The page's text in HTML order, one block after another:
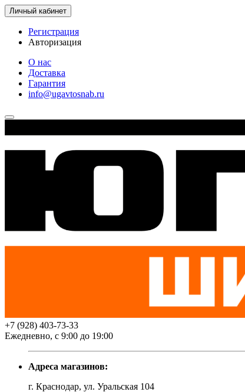
Личный кабинет
Регистрация
Авторизация
О нас
Доставка
Гарантия
info@ugavtosnab.ru
+7 (928) 403-73-33
Ежедневно, с 9:00 до 19:00
Адреса магазинов:
г. Краснодар, ул. Уральская 104